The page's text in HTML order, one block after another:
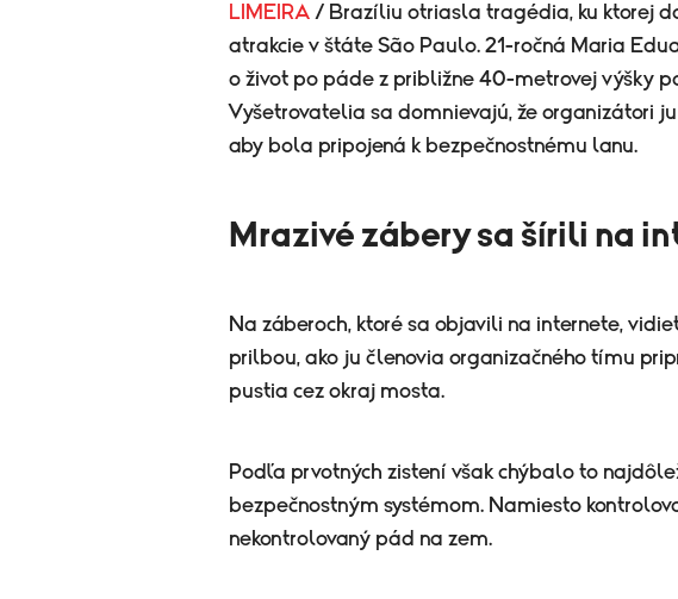
LIMEIRA / Brazíliu otriasla tragédia, ku ktorej
atrakcie v štáte São Paulo. 21-ročná Maria
o život po páde z približne 40-metrovej výšky
Vyšetrovatelia sa domnievajú, že organizátori
aby bola pripojená k bezpečnostnému lanu.
Mrazivé zábery sa šírili na
Na záberoch, ktoré sa objavili na internete,
prilbou, ako ju členovia organizačného tímu
pustia cez okraj mosta.
Podľa prvotných zistení však chýbalo to
bezpečnostným systémom. Namiesto
nekontrolovaný pád na zem.